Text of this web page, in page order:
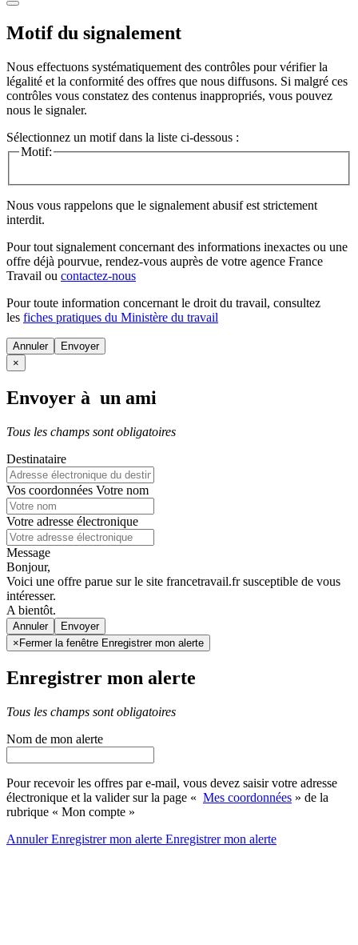
Motif du signalement
Nous effectuons systématiquement des contrôles pour vérifier la
légalité et la conformité des offres que nous diffusons. Si malgré ces
contrôles vous constatez des contenus inappropriés, vous pouvez
nous le signaler.
Sélectionnez un motif dans la liste ci-dessous :
Motif:
Nous vous rappelons que le signalement abusif est strictement
interdit.
Pour tout signalement concernant des informations inexactes ou une
offre déjà pourvue, rendez-vous auprès de votre agence France
Travail ou contactez-nous
Pour toute information concernant le droit du travail, consultez
les fiches pratiques du Ministère du travail
Annuler
×
Envoyer à un ami
Tous les champs sont obligatoires
Destinataire
Vos coordonnées Votre nom
Votre adresse électronique
Message
Bonjour,
Voici une offre parue sur le site francetravail.fr susceptible de vous
intéresser.
A bientôt.
Annuler
× Fermer la fenêtre Enregistrer mon alerte
Enregistrer mon alerte
Tous les champs sont obligatoires
Nom de mon alerte
Pour recevoir les offres par e-mail, vous devez saisir votre adresse
électronique et la valider sur la page « Mes coordonnées » de la
rubrique « Mon compte »
AnnulerEnregistrer mon alerte Enregistrermon alerte